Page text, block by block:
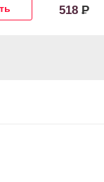
518 Р